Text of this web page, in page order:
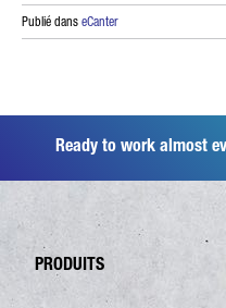
Publié dans
Ready to work almost
PRODUITS
Aperçu Canter